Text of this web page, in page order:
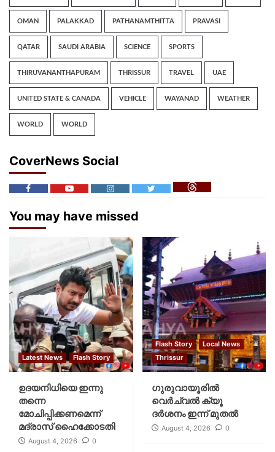
OMAN PALAKKAD PATHANAMTHITTA PRAVASI
QATAR SAUDI ARABIA SCIENCE SPORTS
THIRUVANANTHAPURAM THRISSUR TRAVEL UAE
UNITED STATE & CANADA VEHICLE WAYANAD WEATHER
WORLD WORLD
CoverNews Social
You may have missed
Latest News Flash Story
ഉദയനിധിയെ ഇന്നു
തന്നെ
മോചിപ്പിക്കണമെന്ന്
മദ്രാസ് ഹൈക്കോടതി
August 4, 2026 0
Flash Story
Local News
Thrissur
ഗുരുവായൂരില്‍
വെര്‍ച്വല്‍ ക്യൂ
ദര്‍ശനം ഇന്ന് മുതല്‍
August 4, 2026 0